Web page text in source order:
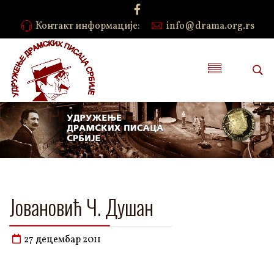
Контакт информације: info@drama.org.rs
Јовановић Ч. Душан
27 децембар 2011